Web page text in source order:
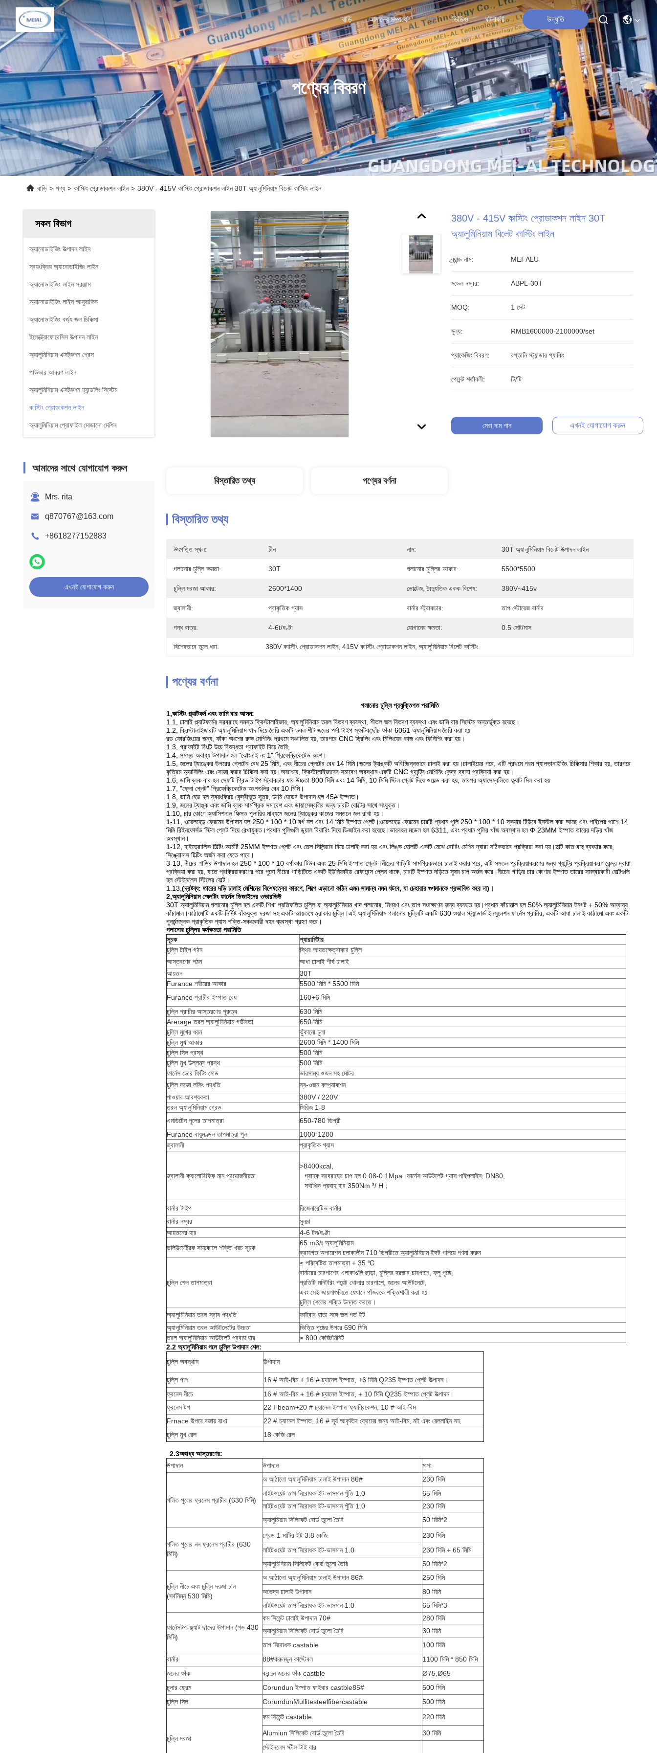
বাড়ি আমাদের সম্পর্কে পণ্য ভিডিও ঘটনাবলী উদ্ধৃতি
পণ্যের বিবরণ
বাড়ি > পণ্য > কাস্টিং প্রোডাকশন লাইন > 380V - 415V কাস্টিং প্রোডাকশন লাইন 30T অ্যালুমিনিয়াম বিলেট কাস্টিং লাইন
সকল বিভাগ
অ্যানোডাইজিং উত্পাদন লাইন
স্বয়ংক্রিয় অ্যানোডাইজিং লাইন
অ্যানোডাইজিং লাইন সরঞ্জাম
অ্যানোডাইজিং লাইন আনুষাঙ্গিক
অ্যানোডাইজিং বর্জ্য জল চিকিত্সা
ইলেক্ট্রোফোরেসিস উত্পাদন লাইন
অ্যালুমিনিয়াম এক্সট্রুশন প্রেস
পাউডার আবরণ লাইন
অ্যালুমিনিয়াম এক্সট্রুশন হ্যান্ডলিং সিস্টেম
কাস্টিং প্রোডাকশন লাইন
অ্যালুমিনিয়াম প্রোফাইল মোড়ানো মেশিন
আমাদের সাথে যোগাযোগ করুন
Mrs. rita
q870767@163.com
+8618277152883
এখনই যোগাযোগ করুন
380V - 415V কাস্টিং প্রোডাকশন লাইন 30T
অ্যালুমিনিয়াম বিলেট কাস্টিং লাইন
ব্র্যান্ড নাম: MEI-ALU
মডেল নম্বর: ABPL-30T
MOQ: 1 সেট
মূল্য: RMB1600000-2100000/set
প্যাকেজিং বিবরণ: রপ্তানি স্ট্যান্ডার প্যাকিং
পেমেন্ট শর্তাবলী: টি/টি
সেরা দাম পান এখনই যোগাযোগ করুন
বিস্তারিত তথ্য পণ্যের বর্ণনা
বিস্তারিত তথ্য
উৎপত্তি স্থল: চীন নাম: 30T অ্যালুমিনিয়াম বিলেট উত্পাদন লাইন
গলানোর চুল্লি ক্ষমতা: 30T গলানোর চুল্লির আকার: 5500*5500
চুল্লি দরজা আকার: 2600*1400 ভোল্টেজ, বৈদ্যুতিক একক বিশেষ: 380V~415v
জ্বালানী: প্রাকৃতিক গ্যাস বার্নার স্ট্রাকচার: তাপ স্টোরেজ বার্নার
গন্ধ রাত্র: 4-6t/ঘণ্টা যোগানের ক্ষমতা: 0.5 সেট/মাস
বিশেষভাবে তুলে ধরা: 380V কাস্টিং প্রোডাকশন লাইন, 415V কাস্টিং প্রোডাকশন লাইন, অ্যালুমিনিয়াম বিলেট কাস্টিং
পণ্যের বর্ণনা
গলানোর চুল্লি প্রযুক্তিগত পরামিতি
1,কাস্টিং প্ল্যাটফর্ম এবং ডামি বার আসন:
1.1, ঢালাই প্ল্যাটফর্মের সরবরাহে সমস্ত ক্রিস্টালাইজার, অ্যালুমিনিয়াম তরল বিতরণ ব্যবস্থা, শীতল জল বিতরণ ব্যবস্থা এবং ডামি বার সিস্টেম অন্তর্ভুক্ত রয়েছে।
1.2, ক্রিস্টালাইজারটি অ্যালুমিনিয়াম খাদ দিয়ে তৈরি একটি ডবল শীট জলের পর্দা টাইপ স্ফটিক;ছাঁচ ফাঁকা 6061 অ্যালুমিনিয়াম তৈরি করা হয়
রড ফোরজিংয়ের জন্য, ফাঁকা অংশের রুক্ষ মেশিনিং প্রথমে সঞ্চালিত হয়, তারপরে CNC ড্রিলিং এবং মিলিংয়ের কাজ এবং ফিনিশিং করা হয়।
1.3, গ্রাফাইট রিংটি উচ্চ বিশুদ্ধতা গ্রাফাইট দিয়ে তৈরি;
1.4, সমস্ত অবাধ্য উপাদান হল "ঝোংনাই নং 1" প্রিফেব্রিকেটেড অংশ।
1.5, জলের ট্যাঙ্কের উপরের প্লেটের বেধ 25 মিমি, এবং নীচের প্লেটের বেধ 14 মিমি।জলের ট্যাঙ্কটি অবিচ্ছিন্নভাবে ঢালাই করা হয়।ঢালাইয়ের পরে, এটি প্রথমে গরম গ্যালভানাইজিং চিকিত্সার শিকার হয়, তারপরে
কৃত্রিম অ্যানিলিং এবং সোজা করার চিকিত্সা করা হয়।অবশেষে, ক্রিস্টালাইজারের সমাবেশ অবস্থান একটি CNC গ্যান্ট্রি মেশিনিং কেন্দ্র দ্বারা প্রক্রিয়া করা হয়।
1.6, ডামি ব্লক বার হল সেফটি গ্রিড টাইপ স্ট্রাকচার যার উচ্চতা 800 মিমি এবং 14 মিমি, 10 মিমি স্টিল প্লেট দিয়ে ওয়েল্ড করা হয়, তারপর অ্যাসেম্বলিতে ফ্ল্যাট মিল করা হয়
1.7, "ফ্লো প্লেট" প্রিফেব্রিকেটেড অংশগুলির বেধ 10 মিমি।
1.8, ডামি হেড হল স্বয়ংক্রিয় কেন্দ্রীভূত সূত্র, ডামি হেডের উপাদান হল 45# ইস্পাত।
1.9, জলের ট্যাঙ্ক এবং ডামি ব্লক সামগ্রিক সমাবেশ এবং ডায়াসেম্বলির জন্য চারটি বোল্টের সাথে সংযুক্ত।
1.10, চার কোণে অ্যাসিশনাল ফিক্সড পুলারির মাধ্যমে জলের ট্যাঙ্কের কাজের সমতলে জল রাখা হয়।
1-11, ওয়েলহেড ফ্রেমের উপাদান হল 250 * 100 * 10 বর্গ নল এবং 14 মিমি ইস্পাত প্লেট।ওয়েলহেড ফ্রেমের চারটি প্রধান পুলি 250 * 100 * 10 স্কয়ার টিউবে ইনস্টল করা আছে এবং পাইপের পাশে 14
মিমি রিইনফোর্সড স্টিল প্লেট দিয়ে রেখাযুক্ত।প্রধান পুলিগুলি ডুয়াল বিয়ারিং দিয়ে ডিজাইন করা হয়েছে।ভারবহন মডেল হল 6311, এবং প্রধান পুলির খাঁজ অবস্থান হল Ф 23MM ইস্পাত তারের দড়ির খাঁজ
অবস্থান।
1-12, হাইড্রোলিক টিল্টিং আর্মটি 25MM ইস্পাত প্লেট এবং তেল সিলিন্ডার দিয়ে ঢালাই করা হয় এবং লিঙ্ক হোলটি একটি মেঝে বোরিং মেশিন দ্বারা সঠিকভাবে প্রক্রিয়া করা হয়।দুটি কাত বাহু ব্যবহার করে,
সিঙ্ক্রোনাস টিল্টিং অর্জন করা যেতে পারে।
3-13, নীচের গাড়ির উপাদান হল 250 * 100 * 10 বর্গাকার টিউব এবং 25 মিমি ইস্পাত প্লেট।নীচের গাড়িটি সামগ্রিকভাবে ঢালাই করার পরে, এটি সমতল প্রক্রিয়াকরণের জন্য গ্যান্ট্রি প্রক্রিয়াকরণ কেন্দ্র দ্বারা
প্রক্রিয়া করা হয়, যাতে প্রক্রিয়াকরণের পরে পুরো নীচের গাড়িটিতে একটি ইউনিফাইড রেফারেন্স প্লেন থাকে, চারটি ইস্পাত দড়িতে সুষম চাপ অর্জন করে।নীচের গাড়ির চার কোণার ইস্পাত তারের সমন্বয়কারী বোল্টগুলি
হল স্টেইনলেস স্টিলের বোল্ট।
1.13, (দ্রষ্টব্য: তারের দড়ি ঢালাই মেশিনের বিশেষত্বের কারণে, শিল্পে এড়ানো কঠিন এমন সামান্য নমন ঘটবে, যা চেহারার গুণমানকে প্রভাবিত করে না)।
2,অ্যালুমিনিয়াম স্মেলটিং ফার্নেস ডিজাইনের ওভারভিউ
30T অ্যালুমিনিয়াম গলানোর চুল্লি হল একটি শিখা প্রতিফলিত চুল্লি যা অ্যালুমিনিয়াম খাদ গলানোর, মিশ্রণ এবং তাপ সংরক্ষণের জন্য ব্যবহৃত হয়।প্রধান কাঁচামাল হল 50% অ্যালুমিনিয়াম ইনগট + 50% অন্যান্য
কাঁচামাল।কাঠামোটি একটি নির্দিষ্ট বাঁকযুক্ত দরজা সহ একটি আয়তক্ষেত্রাকার চুল্লি।এই অ্যালুমিনিয়াম গলানোর চুল্লিটি একটি 630 ওয়াল স্ট্যান্ডার্ড ইনসুলেশন ফার্নেস প্রাচীর, একটি আধা ঢালাই কাঠামো এবং একটি
পুনর্জন্মমূলক প্রাকৃতিক গ্যাস শক্তি-সঞ্চয়কারী দহন ব্যবস্থা গ্রহণ করে।
গলানোর চুল্লির কর্মক্ষমতা পরামিতি
সূচক
প্যারামিটার
চুল্লি টাইপ গঠন
স্থির আয়তক্ষেত্রাকার চুল্লি
আস্তরণের গঠন
আধা ঢালাই শীর্ষ ঢালাই
আয়তন
30T
Furance শরীরের আকার
5500 মিমি * 5500 মিমি
Furance প্রাচীর ইস্পাত বেধ
160+6 মিমি
চুল্লি প্রাচীর আস্তরণের পুরুত্ব
630 মিমি
Arerage তরল অ্যালুমিনিয়াম গভীরতা
650 মিমি
চুল্লি মুখের ধরন
ঝুঁকানো চুলা
চুল্লি মুখ আকার
2600 মিমি * 1400 মিমি
চুল্লি সিল প্রস্থ
500 মিমি
চুল্লি মুখ উল্লম্ব প্রস্থ
500 মিমি
ফার্নেস ডোর ফিটিং মোড
ভারসাম্য ওজন সহ মোটর
চুল্লি দরজা লকিং পদ্ধতি
স্ব-ওজন কম্প্যাকশন
পাওয়ার আবশ্যকতা
380V / 220V
তরল অ্যালুমিনিয়াম গ্রেড
সিরিজ 1-8
এমডিটেন পুলের তাপমাত্রা
650-780 ডিগ্রী
Furance বায়ুমণ্ডল তাপমাত্রা পুল
1000-1200
জ্বালানী
প্রাকৃতিক গ্যাস
জ্বালানী ক্যালোরিফিক মান প্রয়োজনীয়তা
>8400kcal,
গ্রাহক সরবরাহের চাপ হল 0.08-0.1Mpa।ফার্নেস আউটলেট গ্যাস পাইপলাইন: DN80,
সর্বাধিক প্রবাহ হার 350Nm ³/ H；
বার্নার টাইপ
রিজেনারেটিভ বার্নার
বার্নার নম্বর
সুনচা
আয়তনের হার
4-6 টন/ঘণ্টা
ভলিউমেট্রিক সময়কালে শক্তি খরচ সূচক
65 m3/t অ্যালুমিনিয়াম
ক্রমাগত অপারেশন চলাকালীন 710 ডিগ্রীতে অ্যালুমিনিয়াম ইঙ্গট গলিয়ে গণনা করুন
চুল্লি শেল তাপমাত্রা
≤ পরিবেষ্টিত তাপমাত্রা + 35 ℃
বার্নারের চারপাশের এলাকাগুলি ছাড়া, চুল্লির দরজার চারপাশে, ফ্লু পৃষ্ঠে,
প্রতিটি মনিটরিং পয়েন্ট খোলার চারপাশে, জলের আউটলেটে,
এবং সেই জায়গাগুলিতে যেখানে পাঁজরকে শক্তিশালী করা হয়
চুল্লি শেলের শক্তি উন্নত করতে।
অ্যালুমিনিয়াম তরল স্রাব পদ্ধতি
ফাইবার হাতা সঙ্গে জল গর্ত ইট
অ্যালুমিনিয়াম তরল আউটলেটের উচ্চতা
ভিত্তি পৃষ্ঠের উপরে 690 মিমি
তরল অ্যালুমিনিয়াম আউটলেট প্রবাহ হার
≥ 800 কেজি/মিনিট
2.2 অ্যালুমিনিয়াম গলে চুল্লি উপাদান শেল:
চুল্লি অবস্থান
উপাদান
চুল্লি পাশ
16 # আই-বিম + 16 # চ্যানেল ইস্পাত, +6 মিমি Q235 ইস্পাত প্লেট উত্পাদন।
ফ্রনেস নীচে
16 # আই-বিম + 16 # চ্যানেল ইস্পাত, + 10 মিমি Q235 ইস্পাত প্লেট উত্পাদন।
ফ্রনেস টপ
22 I-beam+20 # চ্যানেল ইস্পাত ফ্যাব্রিকেশন, 10 # আই-বিম
Frnace উপরে বজায় রাখা
22 # চ্যানেল ইস্পাত, 16 # সূর্য আকৃতির ফ্রেমের জন্য আই-বিম, মই এবং রেললাইন সহ
চুল্লি মুখ রেল
18 কেজি রেল
2.3অবাধ্য আস্তরণের:
উপাদান
উপাদান মাপা
গলিত পুলের ফ্রনেস প্রাচীর (630 মিমি)
অ আঠালো অ্যালুমিনিয়াম ঢালাই উপাদান 86#
230 মিমি
লাইটওয়েট তাপ নিরোধক ইট-ভাসমান পুঁতি 1.0
65 মিমি
লাইটওয়েট তাপ নিরোধক ইট-ভাসমান পুঁতি 1.0
230 মিমি
অ্যালুমিয়াম সিলিকেট বোর্ড তুলো তৈরি
50 মিমি*2
গলিত পুলের নন ফ্রনেস প্রাচীর (630
মিমি)
গ্রেড 1 মাটির ইট 3.8 কেজি
230 মিমি
লাইটওয়েট তাপ নিরোধক ইট-ভাসমান 1.0
230 মিমি + 65 মিমি
অ্যালুমিনিয়াম সিলিকেট বোর্ড তুলো তৈরি
50 মিমি*2
চুল্লি নীচে এবং চুল্লি দরজা ঢাল
(সর্বনিম্ন 530 মিমি)
অ আঠালো অ্যালুমিনিয়াম ঢালাই উপাদান 86#
250 মিমি
অভেদ্য ঢালাই উপাদান
80 মিমি
লাইটওয়েট তাপ নিরোধক ইট-ভাসমান 1.0
65 মিমি*3
ফার্নেসটপ-ফ্ল্যাট ছাদের উপাদান (গড় 430
মিমি)
কম সিমেন্ট ঢালাই উপাদান 70#
280 মিমি
অ্যালুমিয়াম সিলিকেট বোর্ড তুলো তৈরি
30 মিমি
তাপ নিরোধক castable
100 মিমি
বার্নার
88#করুনডুন কাস্টেবল
1100 মিমি * 850 মিমি
জলের ফাঁক
করন্দুন জলের ফাঁক castble
Ø75,Ø65
চুলার ফ্রেম
Corundun ইস্পাত ফাইবার castble85#
500 মিমি
চুল্লি সিল
CorundunMullitesteelfibercastable 500 মিমি
চুল্লি দরজা
কম সিমেন্ট castable 220 মিমি
Alumiun সিলিকেট বোর্ড তুলো তৈরি
30 মিমি
স্টেইনলেস স্টীল টাই বার